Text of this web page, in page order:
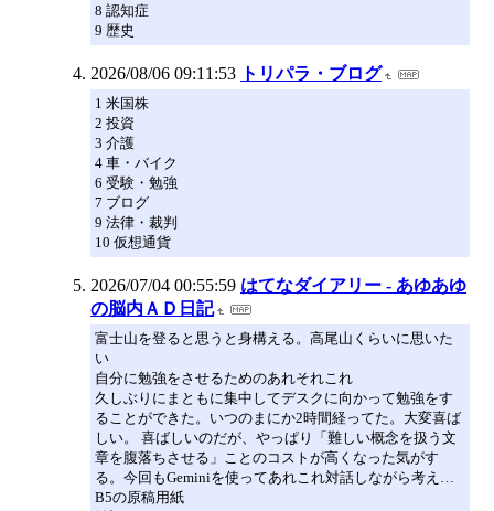
8 認知症
9 歴史
2026/08/06 09:11:53 トリパラ・ブログ
1 米国株
2 投資
3 介護
4 車・バイク
6 受験・勉強
7 ブログ
9 法律・裁判
10 仮想通貨
2026/07/04 00:55:59 はてなダイアリー - あゆあゆ
の脳内ＡＤ日記
富士山を登ると思うと身構える。高尾山くらいに思いた
い
自分に勉強をさせるためのあれそれこれ
久しぶりにまともに集中してデスクに向かって勉強をす
ることができた。いつのまにか2時間経ってた。大変喜ば
しい。 喜ばしいのだが、やっぱり「難しい概念を扱う文
章を腹落ちさせる」ことのコストが高くなった気がす
る。今回もGeminiを使ってあれこれ対話しながら考え…
B5の原稿用紙